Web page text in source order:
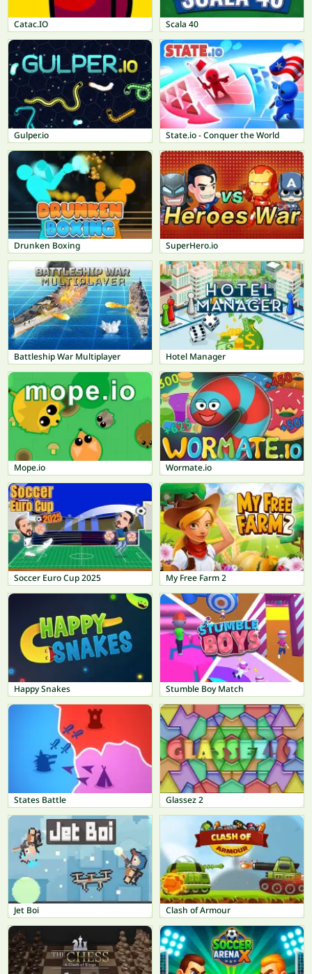
Catac.IO Scala 40
Gulper.io State.io - Conquer the World
Drunken Boxing SuperHero.io
Battleship War Multiplayer Hotel Manager
Mope.io Wormate.io
Soccer Euro Cup 2025 My Free Farm 2
Happy Snakes Stumble Boy Match
States Battle Glassez 2
Jet Boi Clash of Armour